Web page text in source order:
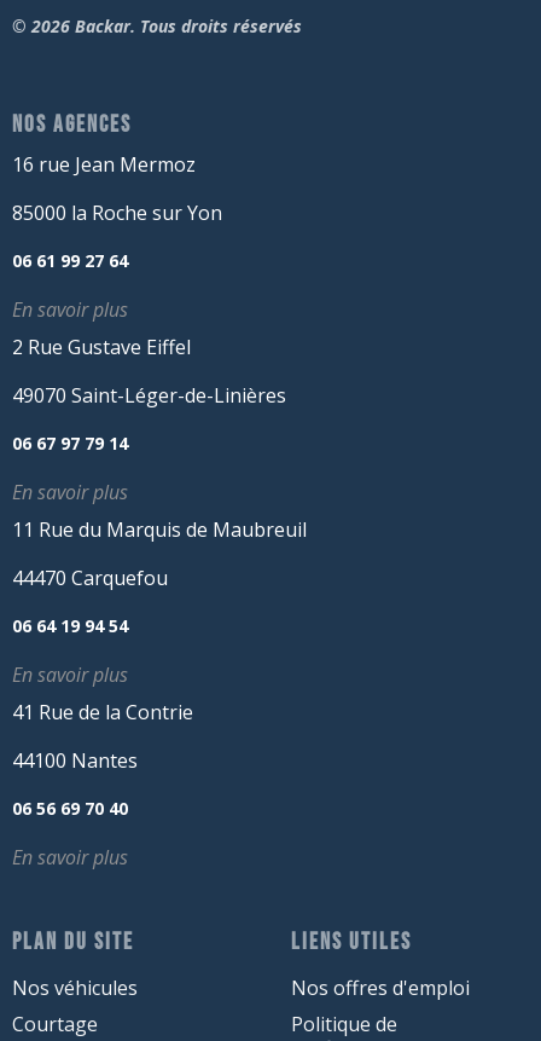
© 2026 Backar. Tous droits réservés
NOS AGENCES
16 rue Jean Mermoz
85000 la Roche sur Yon
06 61 99 27 64
En savoir plus
2 Rue Gustave Eiffel
49070 Saint-Léger-de-Linières
06 67 97 79 14
En savoir plus
11 Rue du Marquis de Maubreuil
44470 Carquefou
06 64 19 94 54
En savoir plus
41 Rue de la Contrie
44100 Nantes
06 56 69 70 40
En savoir plus
PLAN DU SITE
Nos véhicules
Courtage
LIENS UTILES
Nos offres d'emploi
Politique de